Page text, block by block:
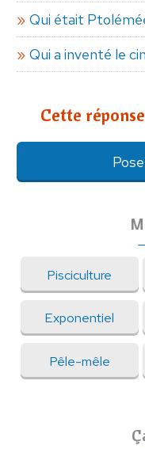
Qui était
Qui a inventé le
Cette
Pisciculture
Exponentiel
Pêle-mêle